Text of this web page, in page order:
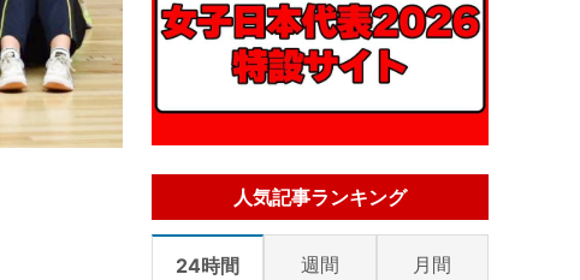
人気記事ランキング
24時間 週間 月間